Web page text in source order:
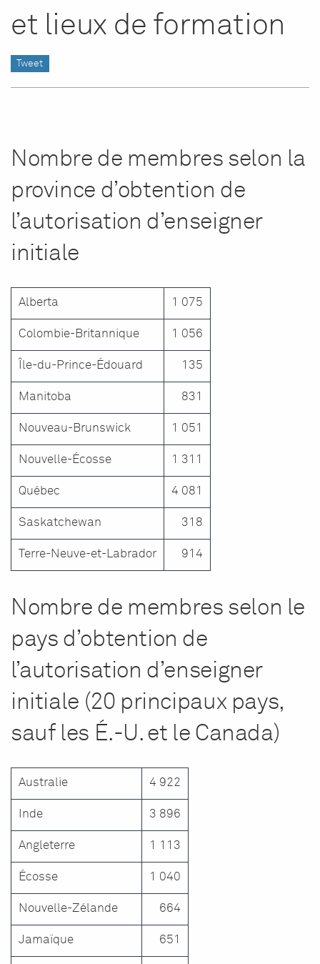
et lieux de formation
Tweet
Nombre de membres selon la
province d’obtention de
l’autorisation d’enseigner
initiale
Alberta 1 075
Colombie-Britannique 1 056
Île-du-Prince-Édouard 135
Manitoba 831
Nouveau-Brunswick 1 051
Nouvelle-Écosse 1 311
Québec 4 081
Saskatchewan 318
Terre-Neuve-et-Labrador 914
Nombre de membres selon le
pays d’obtention de
l’autorisation d’enseigner
initiale (20 principaux pays,
sauf les É.-U. et le Canada)
Australie 4 922
Inde 3 896
Angleterre 1 113
Écosse 1 040
Nouvelle-Zélande 664
Jamaïque 651